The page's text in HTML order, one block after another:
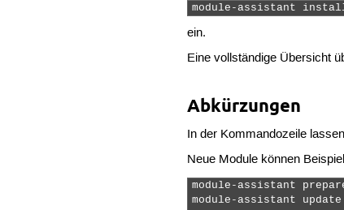
module-assistant install
ein.
Eine vollständige Übersicht
Abkürzungen
In der Kommandozeile
Neue Module können
module-assistant
module-assistant update